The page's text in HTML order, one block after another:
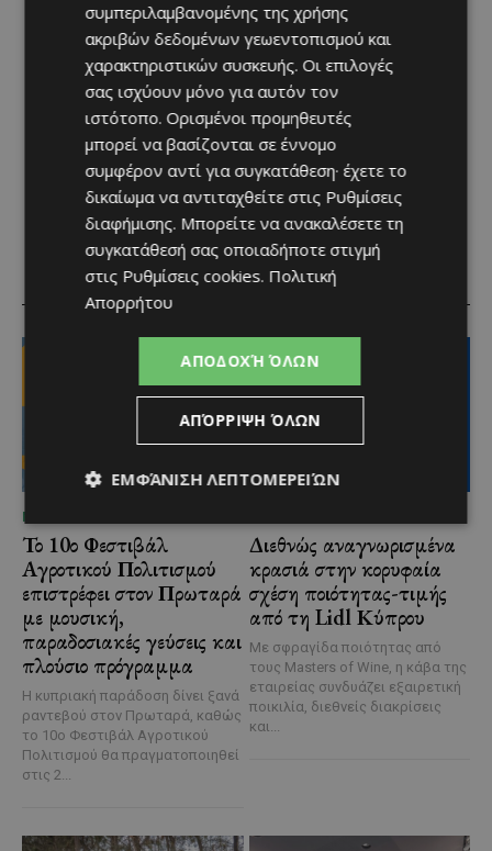
RELATED ARTICLES
ΜΈΝΟΥΜΕ ΚΎΠΡΟ
Το 10ο Φεστιβάλ
Αγροτικού Πολιτισμού
επιστρέφει στον Πρωταρά
με μουσική,
παραδοσιακές γεύσεις και
πλούσιο πρόγραμμα
Η κυπριακή παράδοση δίνει ξανά
ραντεβού στον Πρωταρά, καθώς
το 10ο Φεστιβάλ Αγροτικού
Πολιτισμού θα πραγματοποιηθεί
στις 2...
Διεθνώς αναγνωρισμένα
κρασιά στην κορυφαία
σχέση ποιότητας-τιμής
από τη Lidl Κύπρου
Με σφραγίδα ποιότητας από
τους Masters of Wine, η κάβα της
εταιρείας συνδυάζει εξαιρετική
ποικιλία, διεθνείς διακρίσεις
και...
συμπεριλαμβανομένης της χρήσης
ακριβών δεδομένων γεωεντοπισμού και
χαρακτηριστικών συσκευής. Οι επιλογές
σας ισχύουν μόνο για αυτόν τον
ιστότοπο. Ορισμένοι προμηθευτές
μπορεί να βασίζονται σε έννομο
συμφέρον αντί για συγκατάθεση· έχετε το
δικαίωμα να αντιταχθείτε στις Ρυθμίσεις
διαφήμισης. Μπορείτε να ανακαλέσετε τη
συγκατάθεσή σας οποιαδήποτε στιγμή
στις Ρυθμίσεις cookies. Πολιτική
Απορρήτου
ΑΠΟΔΟΧΉ ΌΛΩΝ
ΑΠΌΡΡΙΨΗ ΌΛΩΝ
ΕΜΦΆΝΙΣΗ ΛΕΠΤΟΜΕΡΕΙΏΝ